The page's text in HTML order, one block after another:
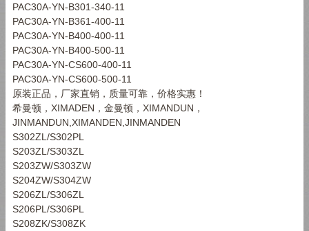
PAC30A-YN-B301-340-11
PAC30A-YN-B361-400-11
PAC30A-YN-B400-400-11
PAC30A-YN-B400-500-11
PAC30A-YN-CS600-400-11
PAC30A-YN-CS600-500-11
原装正品，厂家直销，质量可靠，价格实惠！
希曼顿， XIMADEN ，金曼顿， XIMANDUN ，
JINMANDUN,XIMANDEN,JINMANDEN
S302ZL/S302PL
S203ZL/S303ZL
S203ZW/S303ZW
S204ZW/S304ZW
S206ZL/S306ZL
S206PL/S306PL
S208ZK/S308ZK